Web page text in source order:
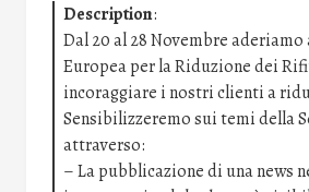
Description:
Dal 20 al 28 Novembre
Europea per la Riduzione dei
incoraggiare i nostri clienti a
Sensibilizzeremo sui temi della
attraverso:
– La pubblicazione di una news